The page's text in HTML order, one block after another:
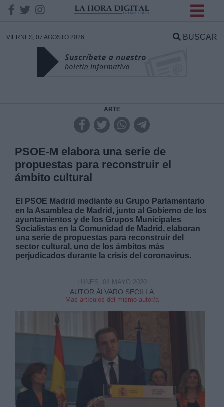
VIERNES, 07 AGOSTO 2026 BUSCAR
ARTE
PSOE-M elabora una serie de
propuestas para reconstruir el
ámbito cultural
El PSOE Madrid mediante su Grupo Parlamentario
en la Asamblea de Madrid, junto al Gobierno de los
ayuntamientos y de los Grupos Municipales
Socialistas en la Comunidad de Madrid, elaboran
una serie de propuestas para reconstruir del
sector cultural, uno de los ámbitos más
perjudicados durante la crisis del coronavirus.
AUTOR ÁLVARO SECILLA
Mas artículos del mismo autor/a
LUNES, 04 MAYO 2020
DATOS
Responsable:
Legitimación:
Destinatarios:
Información adicional